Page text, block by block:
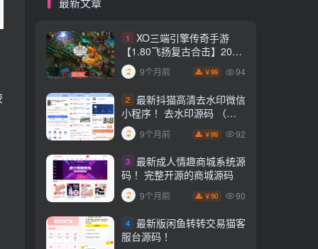
1
XO三端引擎传奇手游
【1.80飞扬复古合击】2025
整理复古服务端+飞扬海岛
+飞扬悬岛+飞扬圣地【站长
9个月前 ￥99 94
2 最新抖猫高清去水印微信
小程序！ 去水印源码 （含
流量主）
9个月前 ￥99 92
3 最新成人情趣商城系统源
码！ 完整开源的商城源码
9个月前 ￥50 90
4 最新版闲鱼转转交易猫客
服台源码！